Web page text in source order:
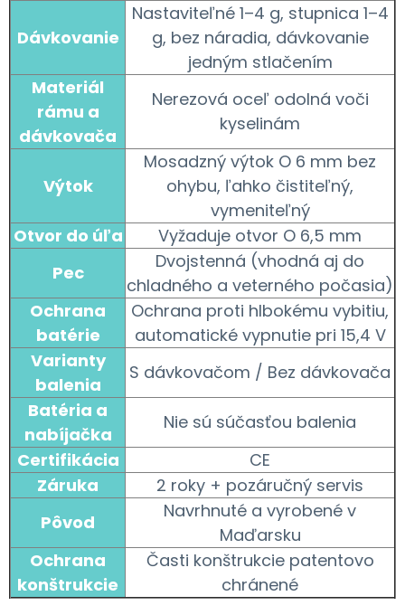
Dávkovanie
Nastaviteľné 1–4 g, stupnica 1–4
g, bez náradia, dávkovanie
jedným stlačením
Materiál
rámu a
dávkovača
Nerezová oceľ odolná voči
kyselinám
Výtok
Mosadzný výtok O 6 mm bez
ohybu, ľahko čistiteľný,
vymeniteľný
Otvor do úľa
Vyžaduje otvor O 6,5 mm
Pec
Dvojstenná (vhodná aj do
chladného a veterného počasia)
Ochrana
batérie
Ochrana proti hlbokému vybitiu,
automatické vypnutie pri 15,4 V
Varianty
balenia
S dávkovačom / Bez dávkovača
Batéria a
nabíjačka
Nie sú súčasťou balenia
Certifikácia
CE
Záruka
2 roky + pozáručný servis
Pôvod
Navrhnuté a vyrobené v
Maďarsku
Ochrana
konštrukcie
Časti konštrukcie patentovo
chránené